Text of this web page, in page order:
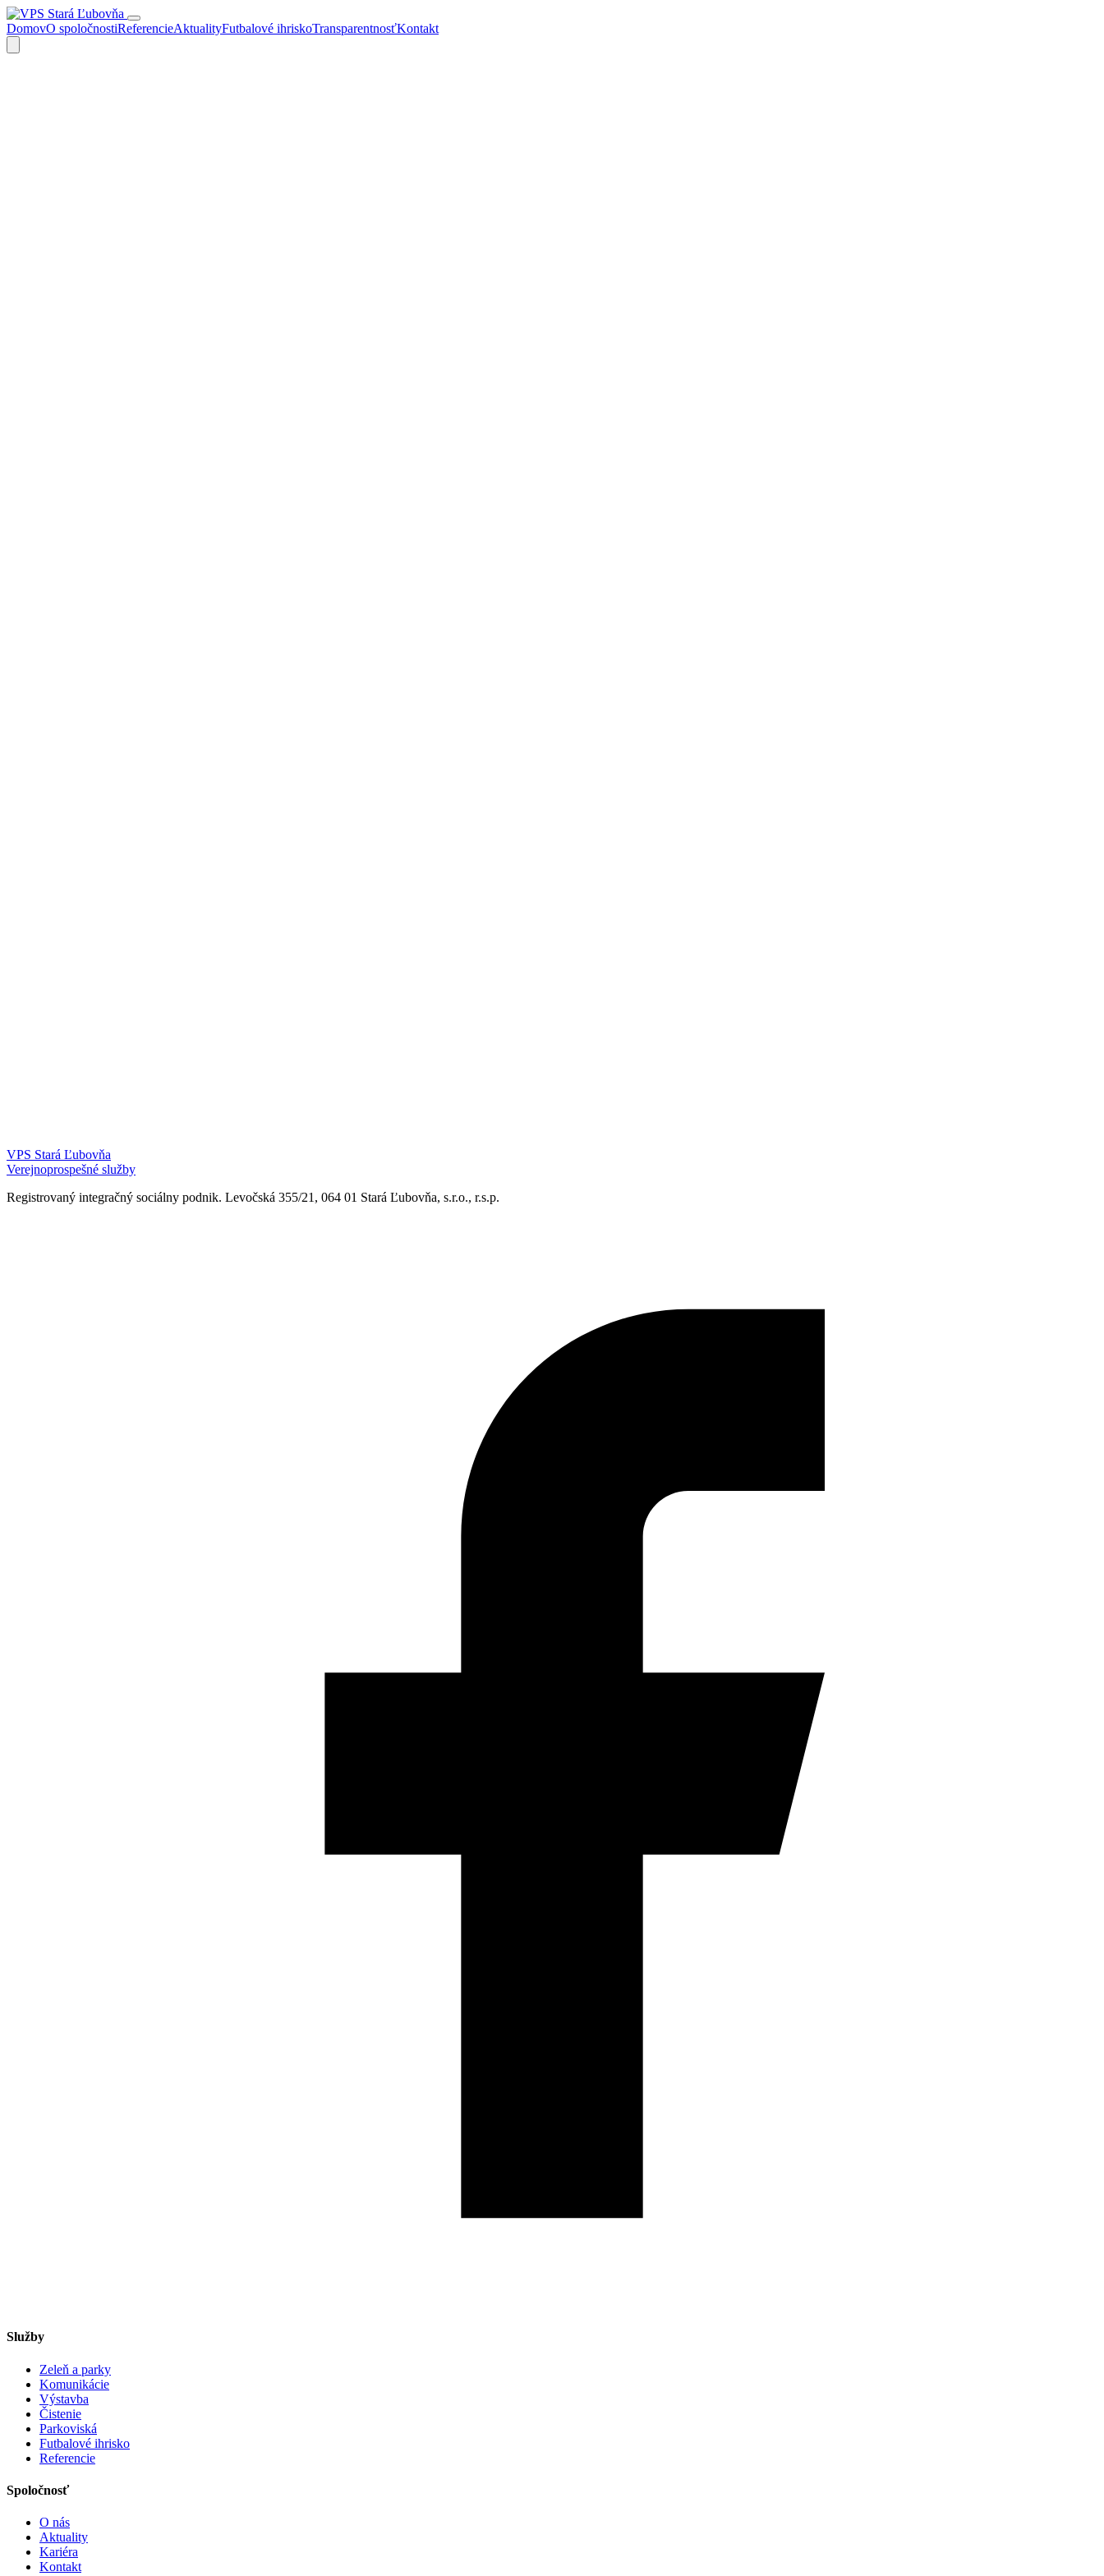
DomovO spoločnostiReferencieAktualityFutbalové ihriskoTransparentnosťKontakt
VPS Stará Ľubovňa
Verejnoprospešné služby
Registrovaný integračný sociálny podnik. Levočská 355/21, 064 01 Stará Ľubovňa, s.r.o., r.s.p.
Služby
Zeleň a parky
Komunikácie
Výstavba
Čistenie
Parkoviská
Futbalové ihrisko
Referencie
Spoločnosť
O nás
Aktuality
Kariéra
Kontakt